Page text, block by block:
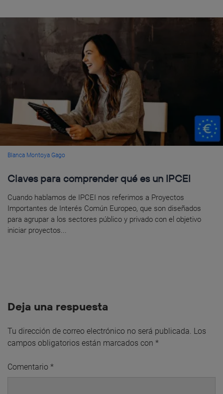
Blanca Montoya Gago
Claves para comprender qué es un IPCEI
Cuando hablamos de IPCEI nos referimos a Proyectos
Importantes de Interés Común Europeo, que son diseñados
para agrupar a los sectores público y privado con el objetivo
iniciar proyectos...
Deja una respuesta
Tu dirección de correo electrónico no será publicada. Los
campos obligatorios están marcados con *
Comentario *